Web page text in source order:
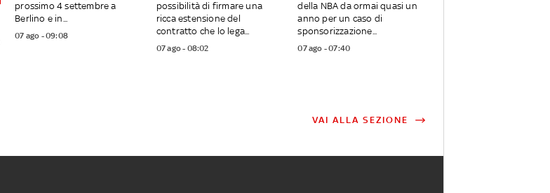
prossimo 4 settembre a
Berlino e in...
07 ago - 09:08
possibilità di firmare una
ricca estensione del
contratto che lo lega...
07 ago - 08:02
della NBA da ormai quasi un
anno per un caso di
sponsorizzazione...
07 ago - 07:40
VAI ALLA SEZIONE